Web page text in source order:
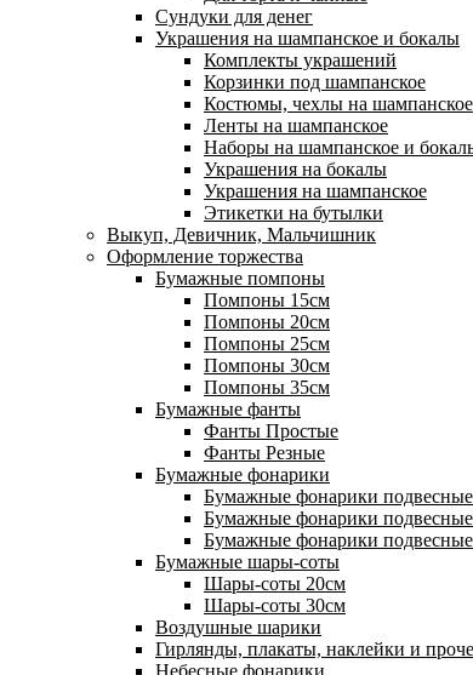
Сундуки для денег
Украшения на шампанское и бокалы
Комплекты украшений
Корзинки под шампанское
Костюмы, чехлы на шампанское
Ленты на шампанское
Наборы на шампанское и
Украшения на бокалы
Украшения на шампанское
Этикетки на бутылки
Выкуп, Девичник, Мальчишник
Оформление торжества
Бумажные помпоны
Помпоны 15см
Помпоны 20см
Помпоны 25см
Помпоны 30см
Помпоны 35см
Бумажные фанты
Фанты Простые
Фанты Резные
Бумажные фонарики
Бумажные фонарики
Бумажные фонарики
Бумажные фонарики
Бумажные шары-соты
Шары-соты 20см
Шары-соты 30см
Воздушные шарики
Гирлянды, плакаты, наклейки и
Небесные фонарики